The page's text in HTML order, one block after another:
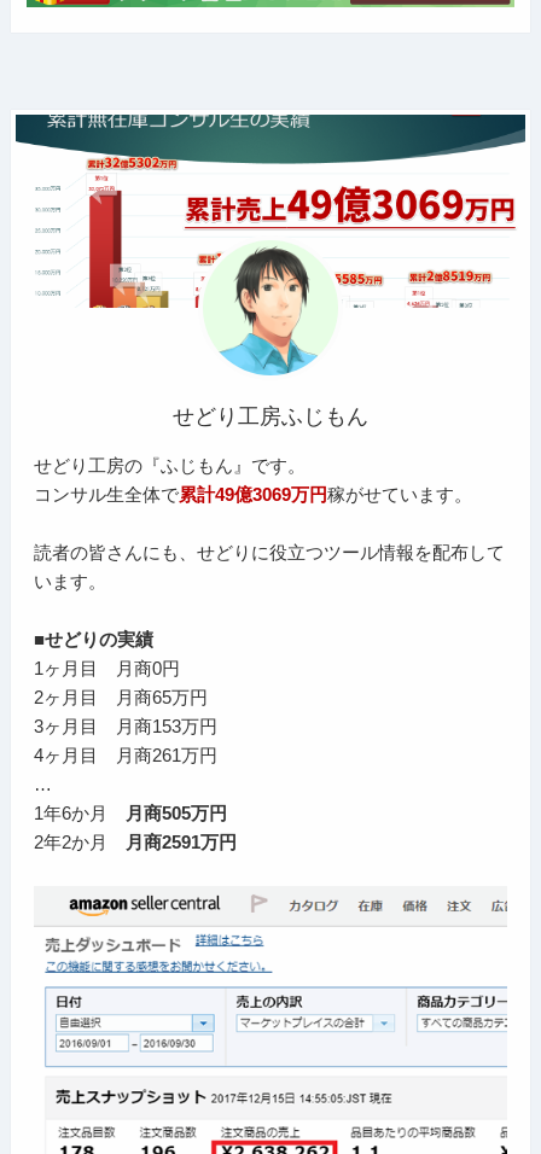
せどり工房ふじもん
せどり工房の『ふじもん』です。
コンサル生全体で累計49億3069万円稼がせています。
読者の皆さんにも、せどりに役立つツール情報を配布して
います。
■せどりの実績
1ヶ月目 月商0円
2ヶ月目 月商65万円
3ヶ月目 月商153万円
4ヶ月目 月商261万円
…
1年6か月
月商505万円
2年2か月
月商2591万円